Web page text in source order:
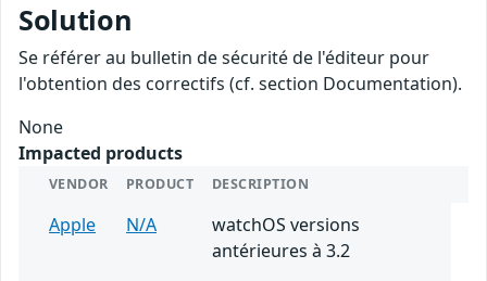
Solution
Se référer au bulletin de sécurité de l'éditeur pour
l'obtention des correctifs (cf. section Documentation).
None
Impacted products
VENDOR PRODUCT DESCRIPTION
Apple N/A
watchOS versions
antérieures à 3.2